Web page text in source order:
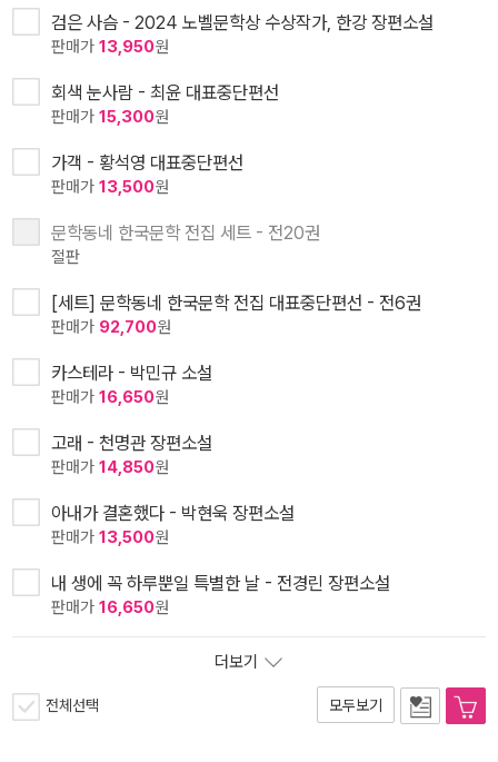
검은 사슴 - 2024 노벨문학상 수상작가, 한강 장편소설
판매가 13,950원
회색 눈사람 - 최윤 대표중단편선
판매가 15,300원
가객 - 황석영 대표중단편선
판매가 13,500원
문학동네 한국문학 전집 세트 - 전20권
절판
[세트] 문학동네 한국문학 전집 대표중단편선 - 전6권
판매가 92,700원
카스테라 - 박민규 소설
판매가 16,650원
고래 - 천명관 장편소설
판매가 14,850원
아내가 결혼했다 - 박현욱 장편소설
판매가 13,500원
내 생에 꼭 하루뿐일 특별한 날 - 전경린 장편소설
판매가 16,650원
더보기
전체선택 모두보기